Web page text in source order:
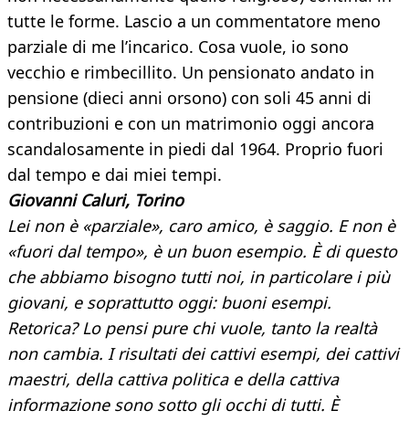
tutte le forme. Lascio a un commentatore meno
parziale di me l’incarico. Cosa vuole, io sono
vecchio e rimbecillito. Un pensionato andato in
pensione (dieci anni orsono) con soli 45 anni di
contribuzioni e con un matrimonio oggi ancora
scandalosamente in piedi dal 1964. Proprio fuori
dal tempo e dai miei tempi.
Giovanni Caluri, Torino
Lei non è «parziale», caro amico, è saggio. E non è
«fuori dal tempo», è un buon esempio. È di questo
che abbiamo bisogno tutti noi, in particolare i più
giovani, e soprattutto oggi: buoni esempi.
Retorica? Lo pensi pure chi vuole, tanto la realtà
non cambia. I risultati dei cattivi esempi, dei cattivi
maestri, della cattiva politica e della cattiva
informazione sono sotto gli occhi di tutti. È